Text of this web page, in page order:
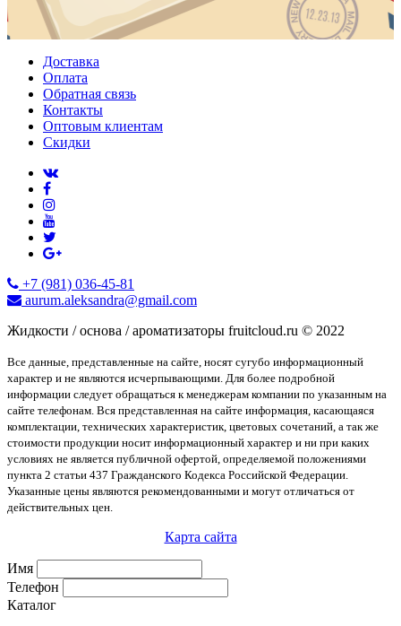
Доставка
Оплата
Обратная связь
Контакты
Оптовым клиентам
Скидки
+7 (981) 036-45-81
aurum.aleksandra@gmail.com
Жидкости / основа / ароматизаторы fruitcloud.ru © 2022
Все данные, представленные на сайте, носят сугубо информационный
характер и не являются исчерпывающими. Для более подробной
информации следует обращаться к менеджерам компании по указанным на
сайте телефонам. Вся представленная на сайте информация, касающаяся
комплектации, технических характеристик, цветовых сочетаний, а так же
стоимости продукции носит информационный характер и ни при каких
условиях не является публичной офертой, определяемой положениями
пункта 2 статьи 437 Гражданского Кодекса Российской Федерации.
Указанные цены являются рекомендованными и могут отличаться от
действительных цен.
Карта сайта
Имя
Телефон
Каталог